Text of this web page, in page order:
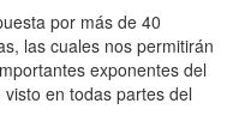
por más de 40
las cuales nos permitirán
exponentes del
en todas partes del